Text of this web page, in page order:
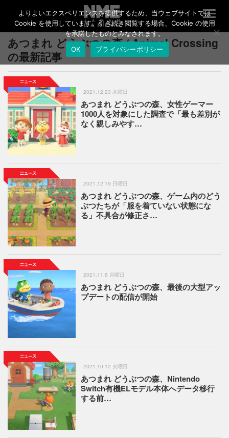
T
o
g
g
n
g
a
あつまれ どうぶつの森 / Animal Crossing
の最新記事
2021.12.23 木曜日
あつまれ どうぶつの森、女性ゲーマー
1000人を対象にした調査で「最も差別が
なく親しみやす…
2021.12.19 日曜日
あつまれ どうぶつの森、ゲーム内のどう
ぶつたちが「服を着ていない状態にな
る」不具合が修正さ…
2021.11.8 月曜日
あつまれ どうぶつの森、最後の大型アッ
プデートの配信が開始
2021.10.12 火曜日
あつまれ どうぶつの森、Nintendo
Switch有機ELモデル本体へデータ移行
する前…
よりよいエクスペリエンスを提供するため、当ウェブサイトでは
Cookie を使用しています。引き続き閲覧する場合、Cookie の使用
を承諾したものとみなされます。
OK
プライバシーポリシー